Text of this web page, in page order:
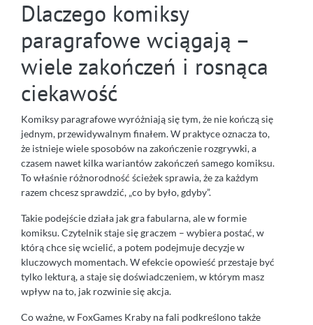
Dlaczego komiksy
paragrafowe wciągają –
wiele zakończeń i rosnąca
ciekawość
Komiksy paragrafowe wyróżniają się tym, że nie kończą się
jednym, przewidywalnym finałem. W praktyce oznacza to,
że istnieje wiele sposobów na zakończenie rozgrywki, a
czasem nawet kilka wariantów zakończeń samego komiksu.
To właśnie różnorodność ścieżek sprawia, że za każdym
razem chcesz sprawdzić, „co by było, gdyby”.
Takie podejście działa jak gra fabularna, ale w formie
komiksu. Czytelnik staje się graczem – wybiera postać, w
którą chce się wcielić, a potem podejmuje decyzje w
kluczowych momentach. W efekcie opowieść przestaje być
tylko lekturą, a staje się doświadczeniem, w którym masz
wpływ na to, jak rozwinie się akcja.
Co ważne, w FoxGames Kraby na fali podkreślono także